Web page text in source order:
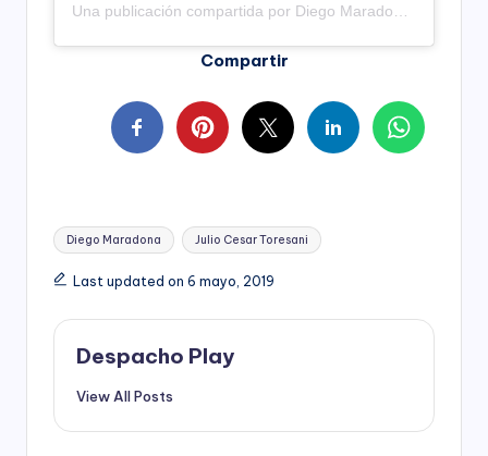
Una publicación compartida por Diego Maradona
Compartir
Tags:
Diego Maradona Julio Cesar Toresani
Last updated on 6 mayo, 2019
Despacho Play
View All Posts